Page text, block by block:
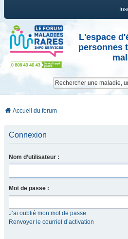
L'espace
personnes
Accueil du forum
Connexion
Nom d’utilisateur :
Mot de passe :
J’ai oublié mon mot de passe
Renvoyer le courriel d’activation